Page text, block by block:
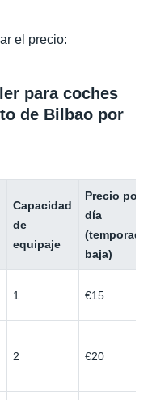
el precio:
para coches
de Bilbao por
Capacidad
de
equipaje
Precio por
día
(temporada
baja)
1 €15
2 €20